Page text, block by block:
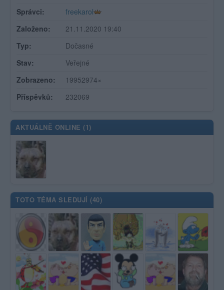
Správci:
freekarol
Založeno:
21.11.2020 19:40
Typ:
Dočasné
Stav:
Veřejné
Zobrazeno:
19952974×
Příspěvků:
232069
AKTUÁLNĚ ONLINE (1)
TOTO TÉMA SLEDUJÍ (40)